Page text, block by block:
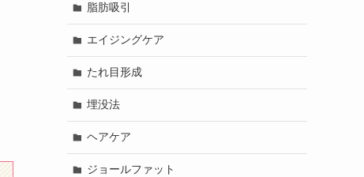
脂肪吸引
エイジングケア
たれ目形成
埋没法
ヘアケア
ジョールファット